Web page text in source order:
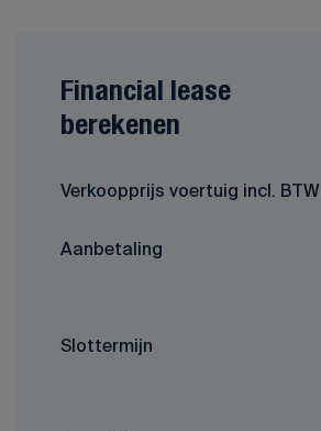
Financial lease
berekenen
Verkoopprijs voertuig incl. BTW
Aanbetaling
Slottermijn